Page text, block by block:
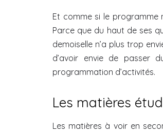
Et comme si le programme
Parce que du haut de ses
demoiselle n’a plus trop
d’avoir envie de passer
programmation d’activités.
Les matières
Les matières à voir en